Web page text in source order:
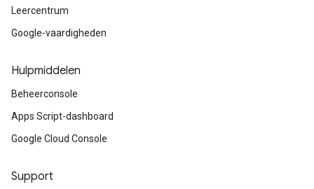
Leercentrum
Google-vaardigheden
Hulpmiddelen
Beheerconsole
Apps Script-dashboard
Google Cloud Console
Support